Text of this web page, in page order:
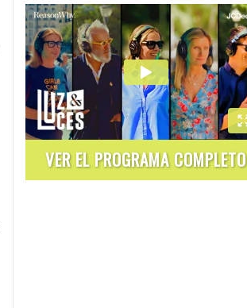
VER EL PROGRAMA COMPLETO